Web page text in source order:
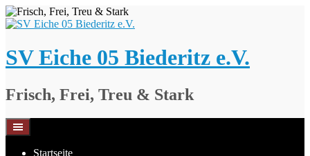
Springe
zum
SV Eiche 05 Biederitz e.V.
Frisch, Frei, Treu & Stark
Startseite